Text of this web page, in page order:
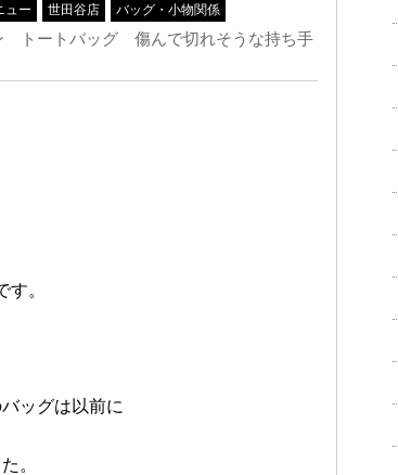
ュー 世田谷店 バッグ・小物関係
トートバッグ 傷んで切れそうな持ち手
。
ッグは以前に
。